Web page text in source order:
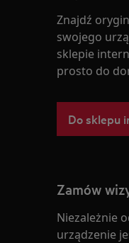
Znajdź
swojego
sklepie
prosto do
Do sklepu
Zamów
Niezależnie
urządzenie